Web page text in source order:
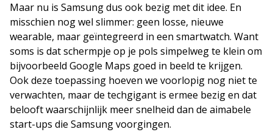
Maar nu is Samsung dus ook bezig met dit idee. En
misschien nog wel slimmer: geen losse, nieuwe
wearable, maar geïntegreerd in een smartwatch. Want
soms is dat schermpje op je pols simpelweg te klein om
bijvoorbeeld Google Maps goed in beeld te krijgen.
Ook deze toepassing hoeven we voorlopig nog niet te
verwachten, maar de techgigant is ermee bezig en dat
belooft waarschijnlijk meer snelheid dan de aimabele
start-ups die Samsung voorgingen.